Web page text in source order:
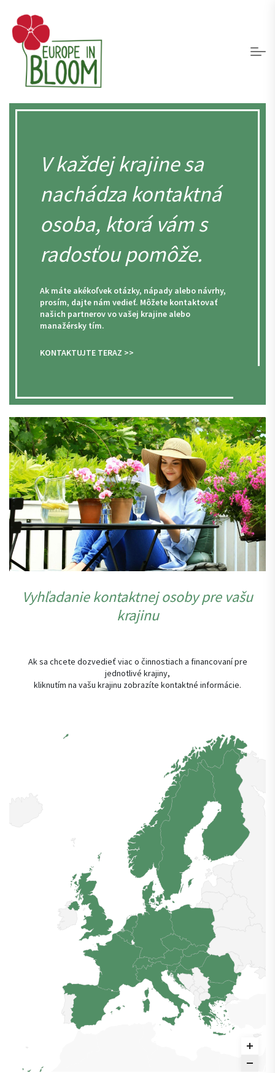
V každej krajine sa
nachádza kontaktná
osoba, ktorá vám s
radosťou pomôže.
Ak máte akékoľvek otázky, nápady alebo návrhy,
prosím, dajte nám vedieť. Môžete kontaktovať
našich partnerov vo vašej krajine alebo
manažérsky tím.
KONTAKTUJTE TERAZ >>
Vyhľadanie kontaktnej osoby pre vašu
krajinu
Ak sa chcete dozvedieť viac o činnostiach a financovaní pre
jednotlivé krajiny,
kliknutím na vašu krajinu zobrazíte kontaktné informácie.